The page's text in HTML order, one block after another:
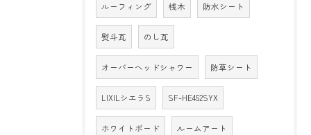
ルーフィング 桟木 防水シート
熨斗瓦 のし瓦
オーバーヘッドシャワー 防草シート
LIXILシエラS SF-HE452SYX
ホワイトボード ルームアート